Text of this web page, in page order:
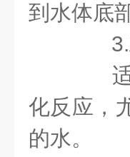
到水体底
3.
适
化反应，
的水。